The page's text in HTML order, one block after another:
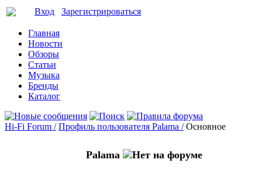
Вход Зарегистрироваться
Главная
Новости
Обзоры
Статьи
Музыка
Бренды
Каталог
Hi-Fi Forum / Профиль пользователя Palama / Основное
Palama